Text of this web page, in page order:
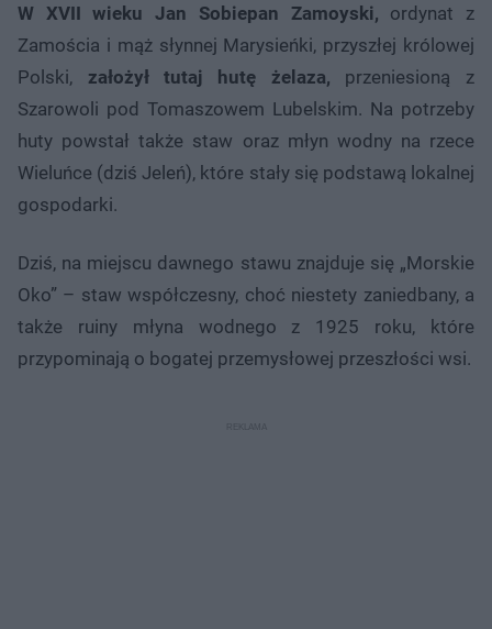
W XVII wieku Jan Sobiepan Zamoyski, ordynat z
Zamościa i mąż słynnej Marysieńki, przyszłej królowej
Polski, założył tutaj hutę żelaza, przeniesioną z
Szarowoli pod Tomaszowem Lubelskim. Na potrzeby
huty powstał także staw oraz młyn wodny na rzece
Wieluńce (dziś Jeleń), które stały się podstawą lokalnej
gospodarki.
Dziś, na miejscu dawnego stawu znajduje się „Morskie
Oko” – staw współczesny, choć niestety zaniedbany, a
także ruiny młyna wodnego z 1925 roku, które
przypominają o bogatej przemysłowej przeszłości wsi.